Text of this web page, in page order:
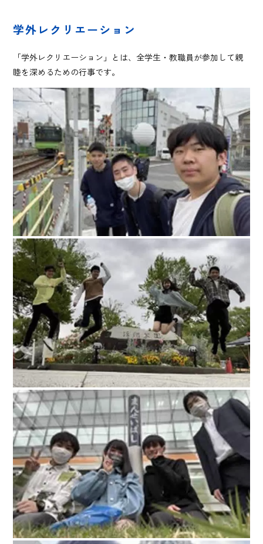
学外レクリエーション
「学外レクリエーション」とは、全学生・教職員が参加して親
睦を深めるための行事です。